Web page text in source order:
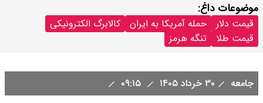
موضوعات داغ:
قیمت دلار حمله آمریکا به ایران
کالابرگ الکترونیکی
قیمت طلا
تنگه هرمز
جامعه ۳۰ خرداد ۱۴۰۵